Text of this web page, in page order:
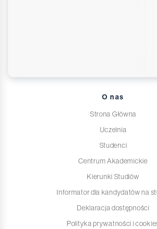
O nas
Strona Główna
Uczelnia
Studenci
Centrum Akademickie
Kierunki Studiów
Informator dla kandydatów na
Deklaracja dostępności
Polityka prywatności i